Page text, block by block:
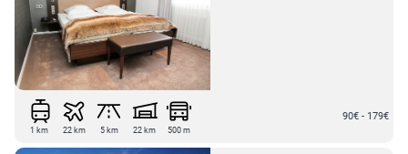
1 km 22 km 5 km 22 km 500 m
90€ - 179€